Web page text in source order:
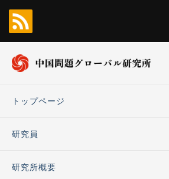
トップページ
研究員
研究所概要